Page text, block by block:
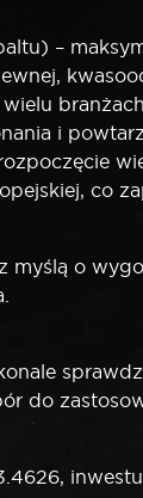
–
i
co
myślą o
do